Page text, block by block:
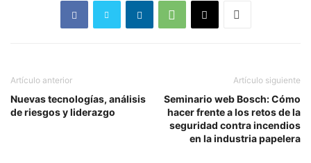
Artículo anterior
Nuevas tecnologías, análisis
de riesgos y liderazgo
Artículo siguiente
Seminario web Bosch: Cómo
hacer frente a los retos de la
seguridad contra incendios
en la industria papelera